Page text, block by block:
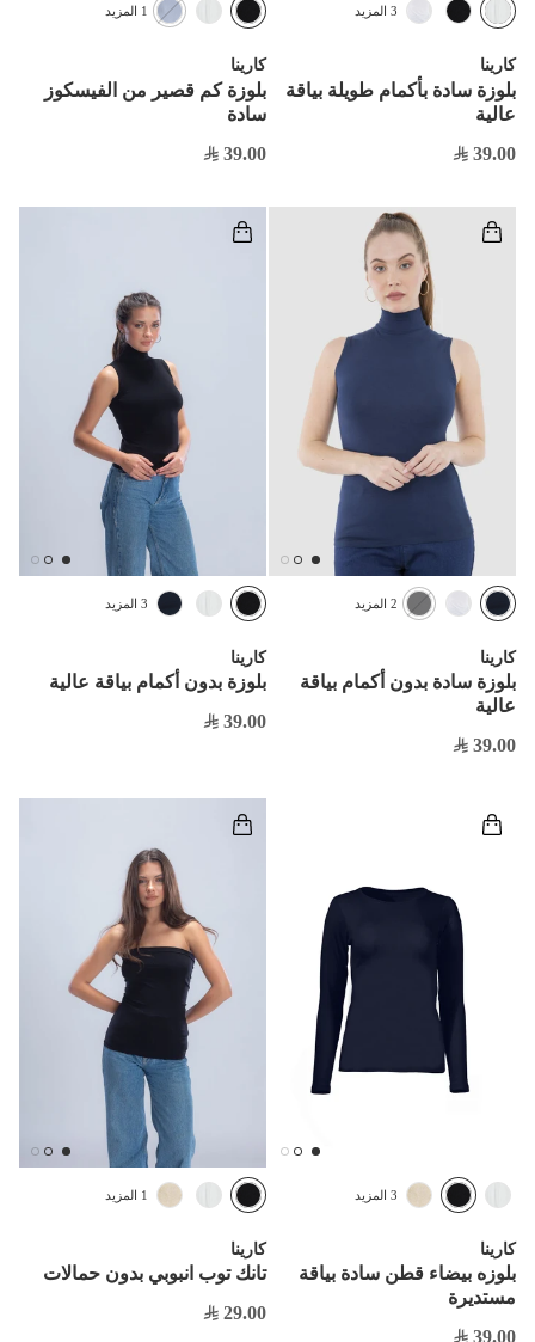
كارينا
بلوزة سادة بأكمام طويلة بياقة
عالية
39.00
3 المزيد
كارينا
بلوزة كم قصير من الفيسكوز
سادة
39.00
1 المزيد
كارينا
بلوزة سادة بدون أكمام بياقة
عالية
39.00
2 المزيد
كارينا
بلوزة بدون أكمام بياقة عالية
39.00
3 المزيد
كارينا
بلوزه بيضاء قطن سادة بياقة
مستديرة
39.00
3 المزيد
كارينا
تانك توب انبوبي بدون حمالات
29.00
1 المزيد